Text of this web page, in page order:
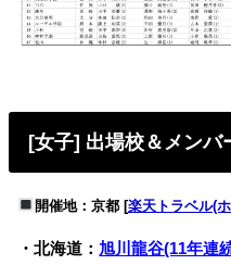
[女子] 出場校＆メンバ
開催地：京都 [楽天トラベル(
・北海道：旭川龍谷(11年連